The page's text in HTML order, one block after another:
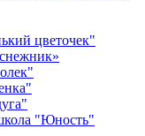
цветочек"
"Юность"